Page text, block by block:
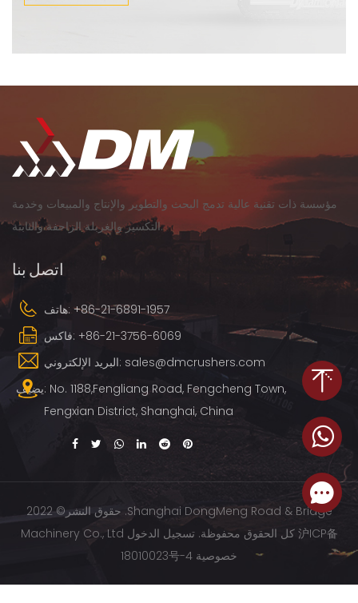
مؤسسة ذات تقنية عالية تدمج البحث والتطوير والإنتاج والمبيعات وخدمة
التكسير والغربلة الزاحفة والثابتة.
اتصل بنا
هاتف: +86-21-6891-1957
فاكس: +86-21-3756-6069
البريد الإلكتروني: sales@dmcrushers.com
يضيف: No. 1188,Fengliang Road, Fengcheng Town,
Fengxian District, Shanghai, China
حقوق النشر© 2022 .Shanghai DongMeng Road & Bridge
Machinery Co., Ltd كل الحقوق محفوظة.تسجيل الدخول
沪ICP备
18010023号-4 خصوصية